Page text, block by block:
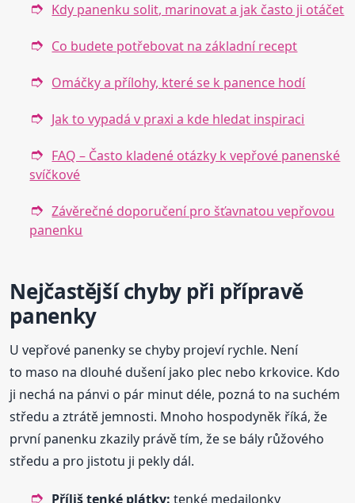
Kdy panenku solit, marinovat a jak často ji otáčet
Co budete potřebovat na základní recept
Omáčky a přílohy, které se k panence hodí
Jak to vypadá v praxi a kde hledat inspiraci
FAQ – Často kladené otázky k vepřové panenské
svíčkové
Závěrečné doporučení pro šťavnatou vepřovou
panenku
Nejčastější chyby při přípravě
panenky
U vepřové panenky se chyby projeví rychle. Není
to maso na dlouhé dušení jako plec nebo krkovice. Kdo
ji nechá na pánvi o pár minut déle, pozná to na suchém
středu a ztrátě jemnosti. Mnoho hospodyněk říká, že
první panenku zkazily právě tím, že se bály růžového
středu a pro jistotu ji pekly dál.
Příliš tenké plátky: tenké medailonky